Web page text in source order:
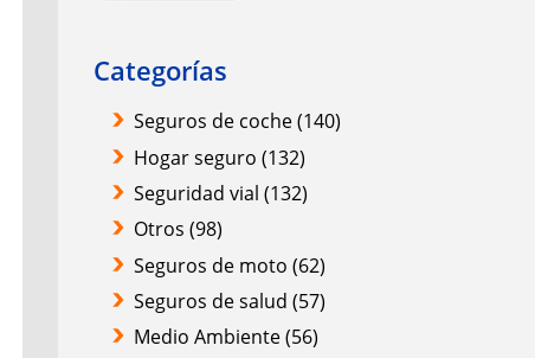
Categorías
Seguros de coche(140)
Hogar seguro (132)
Seguridad vial (132)
Otros (98)
Seguros de moto (62)
Seguros de salud (57)
Medio Ambiente(56)